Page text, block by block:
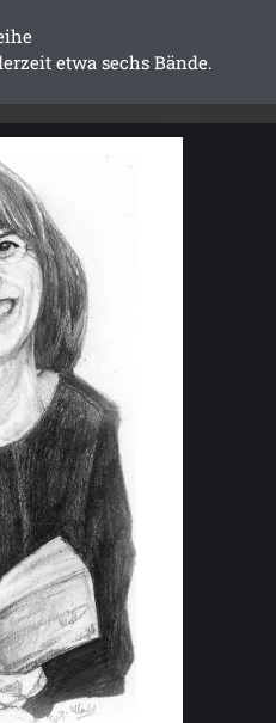
etwa sechs Bände.